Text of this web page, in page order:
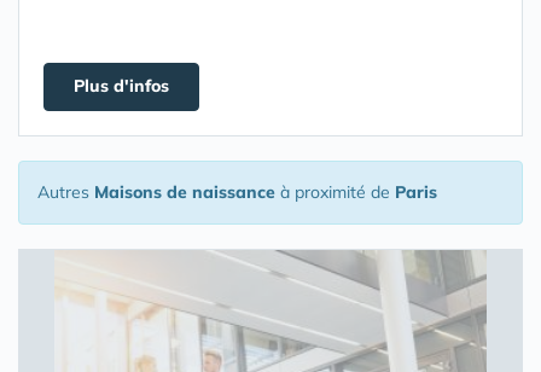
Plus d'infos
Autres Maisons de naissance à proximité de Paris